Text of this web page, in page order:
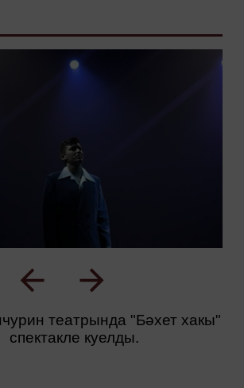
театрында "Бәхет хакы"
спектакле куелды.